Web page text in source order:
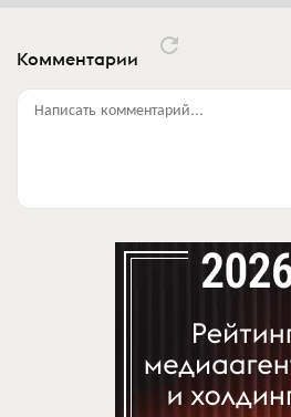
Комментарии
Написать комментарий...